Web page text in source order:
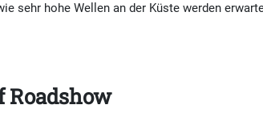
sehr hohe Wellen an der Küste werden
Roadshow